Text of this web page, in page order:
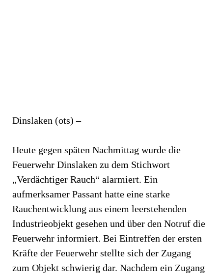
Dinslaken (ots) –
Heute gegen späten Nachmittag wurde die
Feuerwehr Dinslaken zu dem Stichwort
„Verdächtiger Rauch“ alarmiert. Ein
aufmerksamer Passant hatte eine starke
Rauchentwicklung aus einem leerstehenden
Industrieobjekt gesehen und über den Notruf die
Feuerwehr informiert. Bei Eintreffen der ersten
Kräfte der Feuerwehr stellte sich der Zugang
zum Objekt schwierig dar. Nachdem ein Zugang